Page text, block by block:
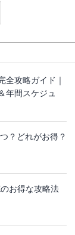
全攻略ガイド｜
年間スケジュ
？どれがお得？
お得な攻略法